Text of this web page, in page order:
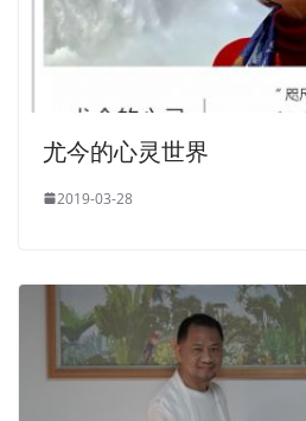
尤今的心灵世界
2019-03-28